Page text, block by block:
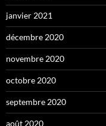
janvier 2021
décembre 2020
novembre 2020
octobre 2020
septembre 2020
août 2020